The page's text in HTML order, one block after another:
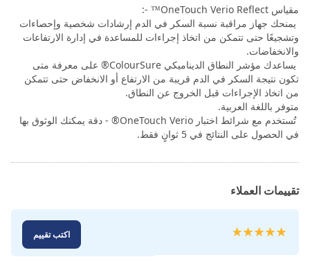
مقياس OneTouch Verio Reflect™ -:
يمنحك جهاز مراقبة نسبة السكر في الدم إرشادات شخصية وإحصاءات
وتشجيعًا حتى تتمكن من اتخاذ إجراءات للمساعدة في إدارة الارتفاعات
والانخفاضات.
يساعدك مؤشر النطاق الديناميكي ColourSure® على معرفة متى
تكون نتيجة السكر في الدم قريبة من الارتفاع أو الانخفاض حتى تتمكن
من اتخاذ الإجراءات قبل الخروج عن النطاق.
متوفر باللغة العربية.
تُستخدم مع شرائط اختبار OneTouch Verio® - دقة يمكنك الوثوق بها
في الحصول على النتائج في 5 ثوانٍ فقط.
تقييمات العملاء
تقييم:
اكتب تقييم